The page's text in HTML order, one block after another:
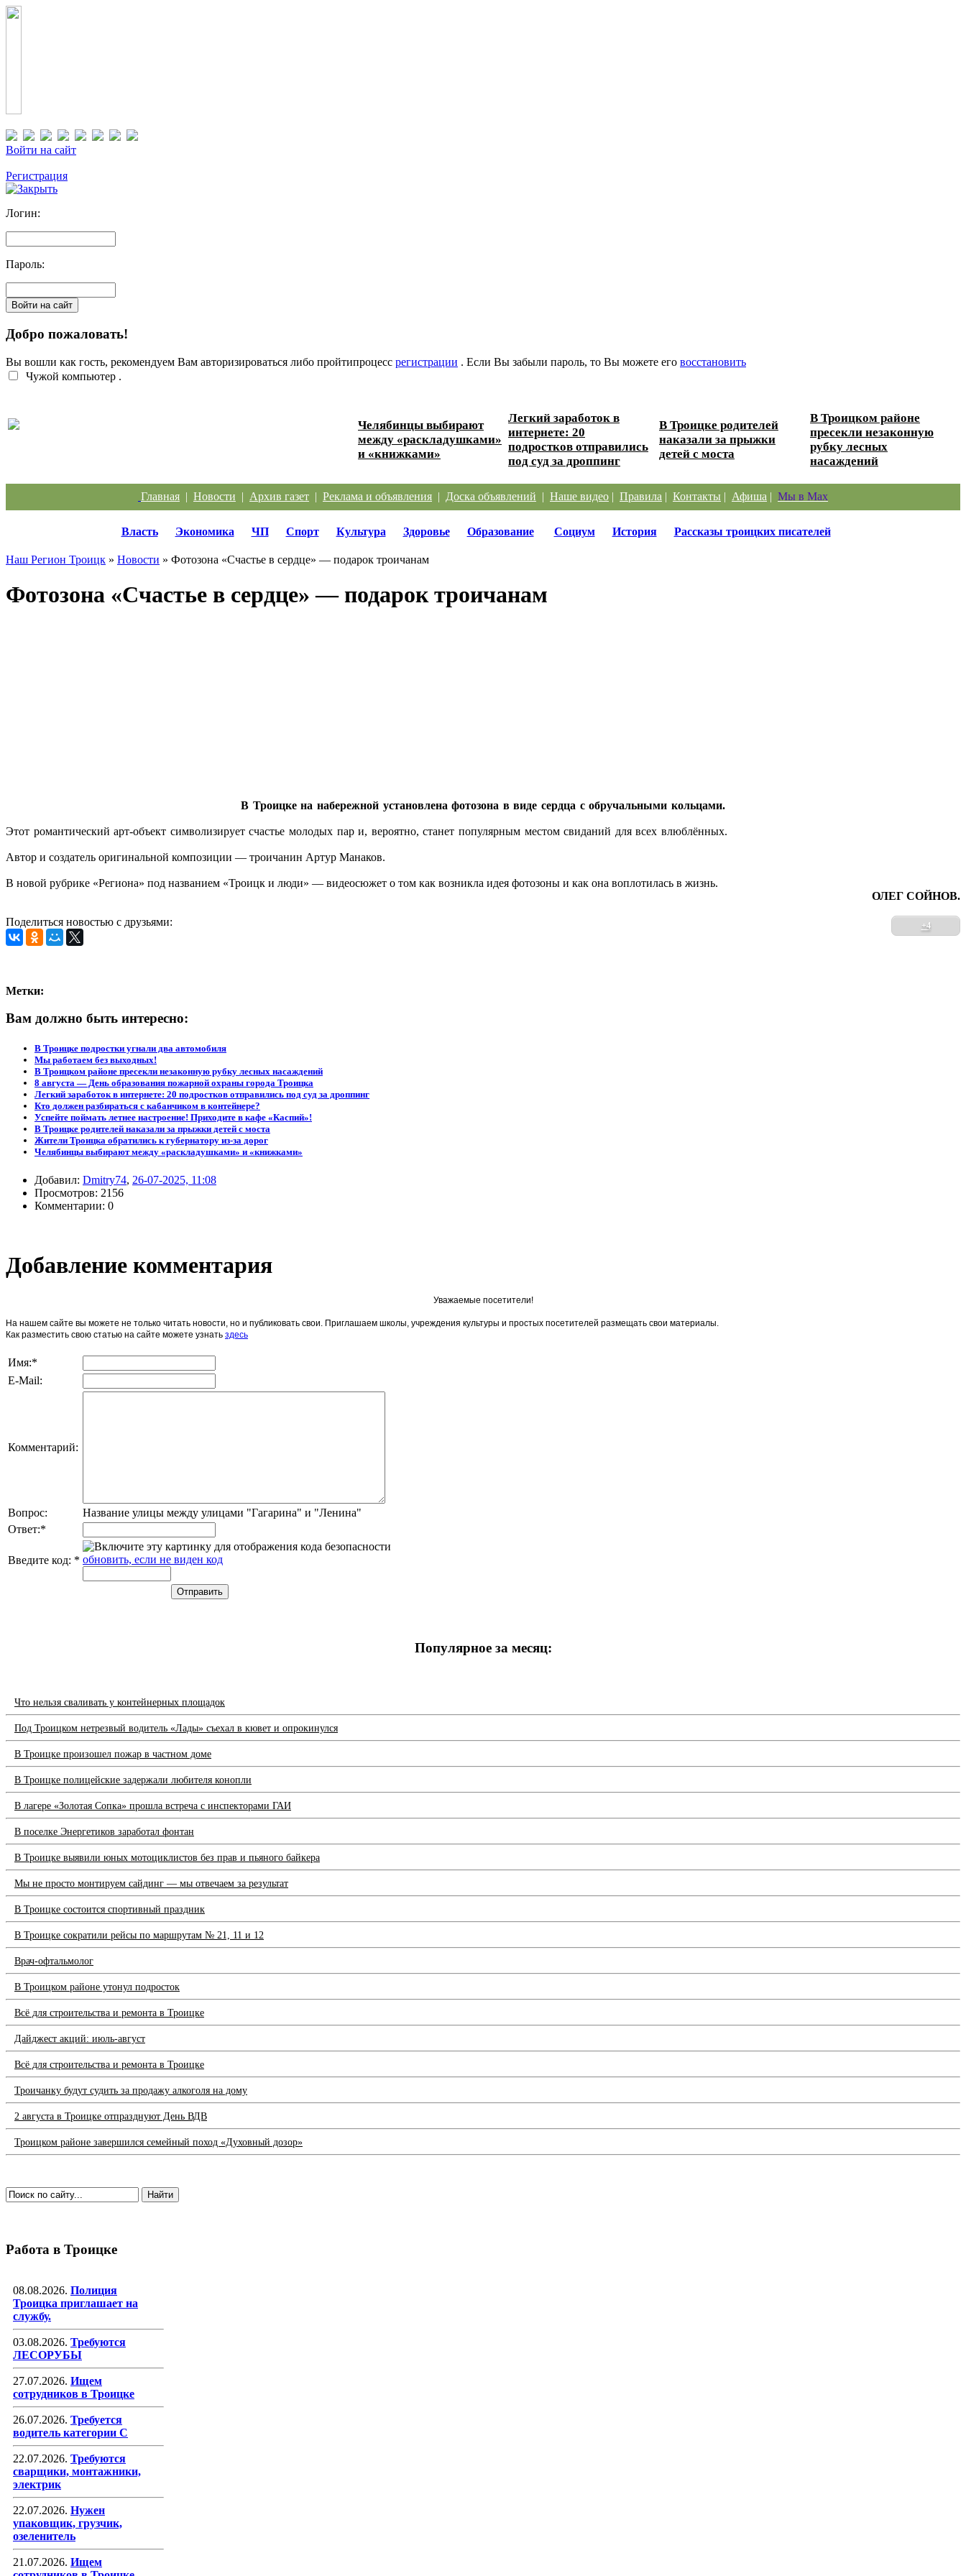
Войти на сайт
Регистрация
Логин:
Пароль:
Добро пожаловать!
Вы вошли как гость, рекомендуем Вам авторизироваться либо пройтипроцесс регистрации . Если Вы забыли пароль, то Вы можете его восстановить
Чужой компьютер .
Челябинцы выбирают
между «раскладушками»
и «книжками»
Легкий заработок в
интернете: 20
подростков отправились
под суд за дроппинг
В Троицке родителей
наказали за прыжки
детей с моста
В Троицком районе
пресекли незаконную
рубку лесных
насаждений
Главная | Новости | Архив газет | Реклама и объявления | Доска объявлений | Наше видео | Правила | Контакты | Афиша | Мы в Max
Власть Экономика ЧП Спорт Культура Здоровье Образование Социум История Рассказы троицких писателей
Наш Регион Троицк » Новости » Фотозона «Счастье в сердце» — подарок троичанам
Фотозона «Счастье в сердце» — подарок троичанам
В Троицке на набережной установлена фотозона в виде сердца с обручальными кольцами.
Этот романтический арт-объект символизирует счастье молодых пар и, вероятно, станет популярным местом свиданий для всех влюблённых.
Автор и создатель оригинальной композиции — троичанин Артур Манаков.
В новой рубрике «Региона» под названием «Троицк и люди» — видеосюжет о том как возникла идея фотозоны и как она воплотилась в жизнь.
ОЛЕГ СОЙНОВ.
+4
Поделиться новостью с друзьями:
Метки:
Вам должно быть интересно:
В Троицке подростки угнали два автомобиля
Мы работаем без выходных!
В Троицком районе пресекли незаконную рубку лесных насаждений
8 августа — День образования пожарной охраны города Троицка
Легкий заработок в интернете: 20 подростков отправились под суд за дроппинг
Кто должен разбираться с кабанчиком в контейнере?
Успейте поймать летнее настроение! Приходите в кафе «Каспий»!
В Троицке родителей наказали за прыжки детей с моста
Жители Троицка обратились к губернатору из-за дорог
Челябинцы выбирают между «раскладушками» и «книжками»
Добавил: Dmitry74, 26-07-2025, 11:08
Просмотров: 2156
Комментарии: 0
Добавление комментария
Уважаемые посетители!
На нашем сайте вы можете не только читать новости, но и публиковать свои. Приглашаем школы, учреждения культуры и простых посетителей размещать свои материалы.
Как разместить свою статью на сайте можете узнать здесь
Имя:*
E-Mail:
Комментарий:
Вопрос:
Название улицы между улицами "Гагарина" и "Ленина"
Ответ:*
Введите код: * обновить, если не виден код
Популярное за месяц:
Что нельзя сваливать у контейнерных площадок
Под Троицком нетрезвый водитель «Лады» съехал в кювет и опрокинулся
В Троицке произошел пожар в частном доме
В Троицке полицейские задержали любителя конопли
В лагере «Золотая Сопка» прошла встреча с инспекторами ГАИ
В поселке Энергетиков заработал фонтан
В Троицке выявили юных мотоциклистов без прав и пьяного байкера
Мы не просто монтируем сайдинг — мы отвечаем за результат
В Троицке состоится спортивный праздник
В Троицке сократили рейсы по маршрутам № 21, 11 и 12
Врач-офтальмолог
В Троицком районе утонул подросток
Всё для строительства и ремонта в Троицке
Дайджест акций: июль-август
Всё для строительства и ремонта в Троицке
Троичанку будут судить за продажу алкоголя на дому
2 августа в Троицке отпразднуют День ВДВ
Троицком районе завершился семейный поход «Духовный дозор»
Работа в Троицке
08.08.2026. Полиция
Троицка приглашает на
службу.
03.08.2026. Требуются
ЛЕСОРУБЫ
27.07.2026. Ищем
сотрудников в Троицке
26.07.2026. Требуется
водитель категории С
22.07.2026. Требуются
сварщики, монтажники,
электрик
22.07.2026. Нужен
упаковщик, грузчик,
озеленитель
21.07.2026. Ищем